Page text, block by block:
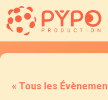
Aller
au
contenu
« Tous les